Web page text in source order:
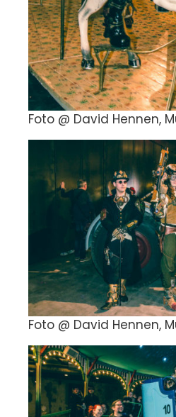
Foto @ David Hennen,
Foto @ David Hennen,